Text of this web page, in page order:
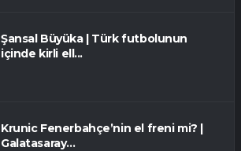
Şansal Büyüka | Türk futbolunun
içinde kirli ell...
Krunic Fenerbahçe’nin el freni mi? |
Galatasaray...